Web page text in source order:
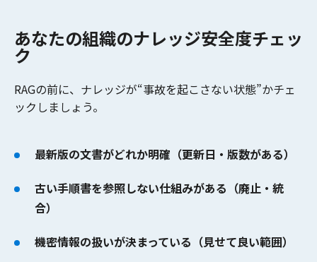
あなたの組織のナレッジ安全度チェッ
ク
RAGの前に、ナレッジが“事故を起こさない状態”かチェ
ックしましょう。
最新版の文書がどれか明確（更新日・版数がある）
古い手順書を参照しない仕組みがある（廃止・統
合）
機密情報の扱いが決まっている（見せて良い範囲）